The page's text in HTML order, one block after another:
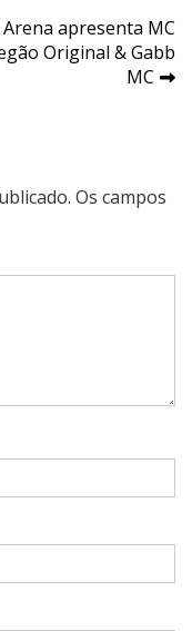
Arena apresenta MC
Original & Gabb
MC
Os campos